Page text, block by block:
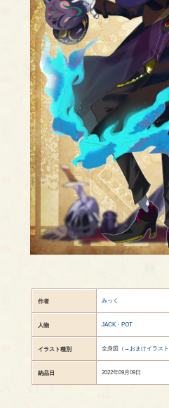
作者 みっく
人物 JACK・POT
イラスト種別 全身図（ →おまけイラスト
納品日 2022年09月09日